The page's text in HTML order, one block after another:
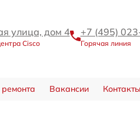
улица, дом 4
Cisco
+7 (495)
Горячая линия
Вакансии Контакты